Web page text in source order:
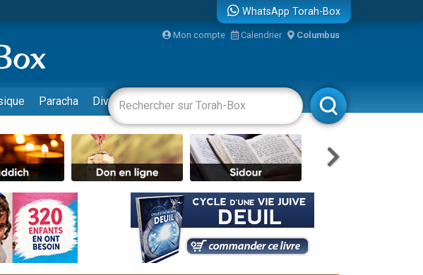
Pour les Enfants
un appartement insalubre
aux Orphelins
WhatsApp Torah-Box
Mon compte Calendrier Columbus
Paracha Divertissements Livres Rabbanim